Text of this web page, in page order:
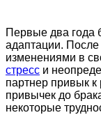
Первые два года
адаптации.
изменениями в
стресс и
партнер привык
привычек до
некоторые